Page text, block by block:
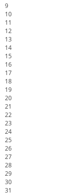
9
10
11
12
13
14
15
16
17
18
19
20
21
22
23
24
25
26
27
28
29
30
31